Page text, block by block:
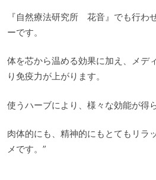
『自然療法研究所 花音』でも行わ
ーです。
体を芯から温める効果に加え、メデ
り免疫力が上がります。
使うハーブにより、様々な効能が得
肉体的にも、精神的にもとてもリラ
メです。”